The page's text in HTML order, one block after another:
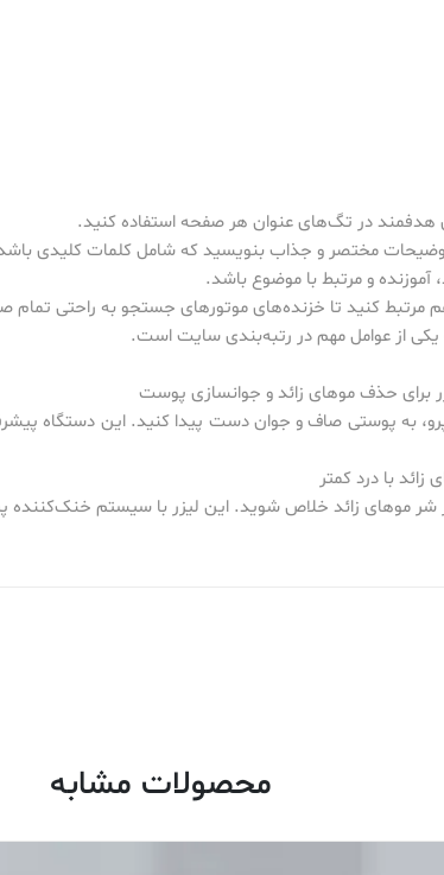
و مرتبط با موضوع باشد.
کنید تا خزنده‌های موتورهای جستجو به راحتی تمام
از عوامل مهم در رتبه‌بندی سایت است.
برای حذف موهای زائد و جوانسازی پوست
به پوستی صاف و جوان دست پیدا کنید. این دستگاه
با درد کمتر
از شر موهای زائد خلاص شوید. این لیزر با سیستم خنک‌کننده
محصولات مشابه